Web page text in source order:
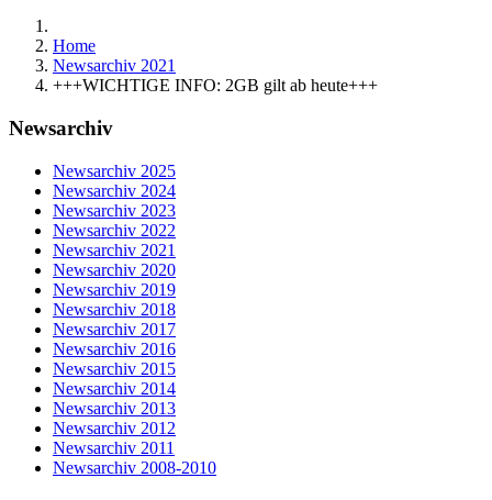
Home
Newsarchiv 2021
+++WICHTIGE INFO: 2GB gilt ab heute+++
Newsarchiv
Newsarchiv 2025
Newsarchiv 2024
Newsarchiv 2023
Newsarchiv 2022
Newsarchiv 2021
Newsarchiv 2020
Newsarchiv 2019
Newsarchiv 2018
Newsarchiv 2017
Newsarchiv 2016
Newsarchiv 2015
Newsarchiv 2014
Newsarchiv 2013
Newsarchiv 2012
Newsarchiv 2011
Newsarchiv 2008-2010